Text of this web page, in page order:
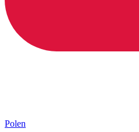
Polen